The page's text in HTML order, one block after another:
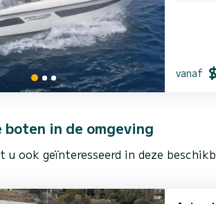
vanaf
in de omgeving
u ook geïnteresseerd in deze